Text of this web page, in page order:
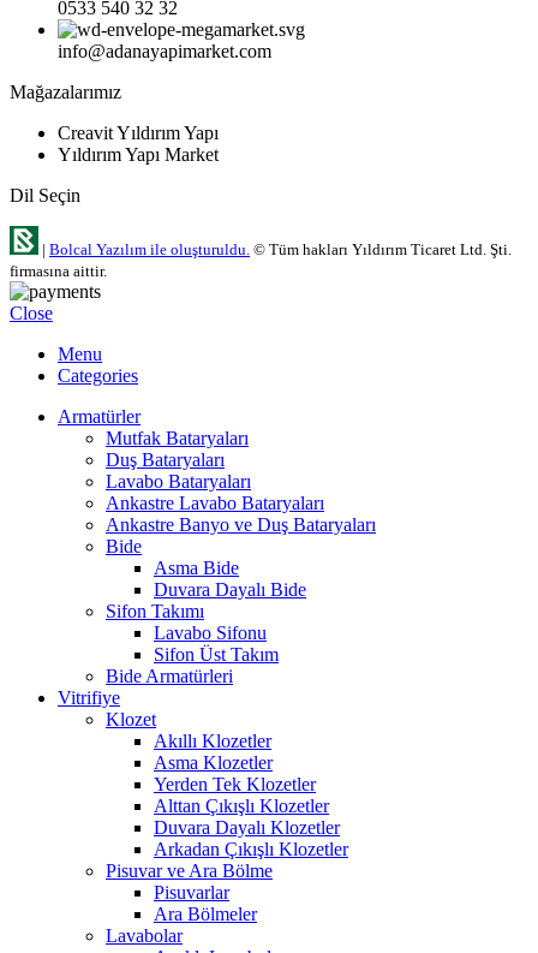
0533 540 32 32
info@adanayapimarket.com
Mağazalarımız
Creavit Yıldırım Yapı
Yıldırım Yapı Market
Dil Seçin
| Bolcal Yazılım ile oluşturuldu. © Tüm hakları Yıldırım Ticaret Ltd. Şti.
firmasına aittir.
Close
Menu
Categories
Armatürler
Mutfak Bataryaları
Duş Bataryaları
Lavabo Bataryaları
Ankastre Lavabo Bataryaları
Ankastre Banyo ve Duş Bataryaları
Bide
Asma Bide
Duvara Dayalı Bide
Sifon Takımı
Lavabo Sifonu
Sifon Üst Takım
Bide Armatürleri
Vitrifiye
Klozet
Akıllı Klozetler
Asma Klozetler
Yerden Tek Klozetler
Alttan Çıkışlı Klozetler
Duvara Dayalı Klozetler
Arkadan Çıkışlı Klozetler
Pisuvar ve Ara Bölme
Pisuvarlar
Ara Bölmeler
Lavabolar